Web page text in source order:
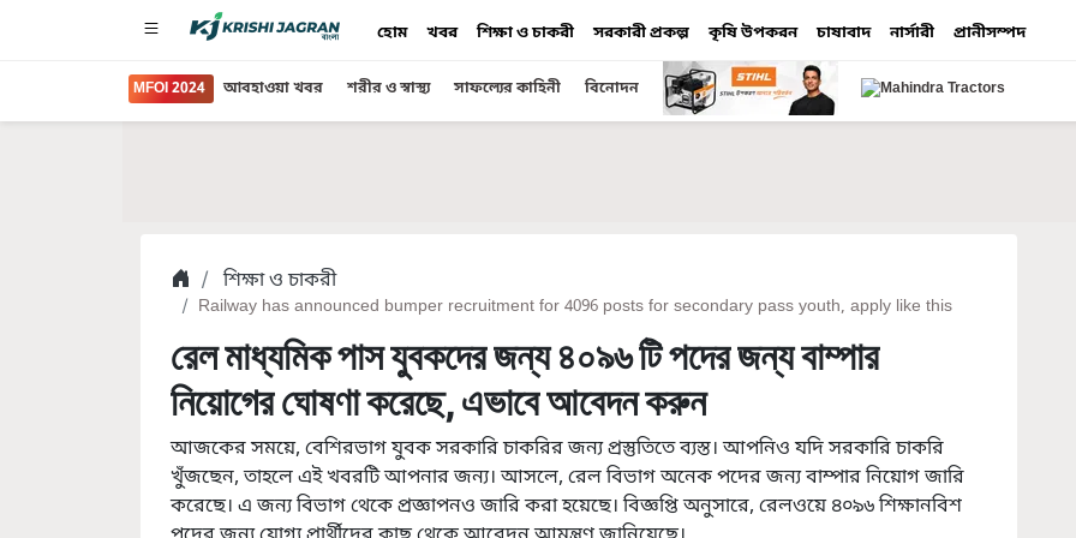
হোম খবর শিক্ষা ও চাকরী সরকারী প্রকল্প কৃষি উপকরন চাষাবাদ নার্সারী প্রানীসম্পদ
MFOI 2024 আবহাওয়া খবর শরীর ও স্বাস্থ্য সাফল্যের কাহিনী বিনোদন
শিক্ষা ও চাকরী
Railway has announced bumper recruitment for 4096 posts for secondary pass youth, apply like this
রেল মাধ্যমিক পাস যুবকদের জন্য ৪০৯৬ টি পদের জন্য বাম্পার
নিয়োগের ঘোষণা করেছে, এভাবে আবেদন করুন
আজকের সময়ে, বেশিরভাগ যুবক সরকারি চাকরির জন্য প্রস্তুতিতে ব্যস্ত। আপনিও যদি সরকারি চাকরি
খুঁজছেন, তাহলে এই খবরটি আপনার জন্য। আসলে, রেল বিভাগ অনেক পদের জন্য বাম্পার নিয়োগ জারি
করেছে। এ জন্য বিভাগ থেকে প্রজ্ঞাপনও জারি করা হয়েছে। বিজ্ঞপ্তি অনুসারে, রেলওয়ে ৪০৯৬ শিক্ষানবিশ